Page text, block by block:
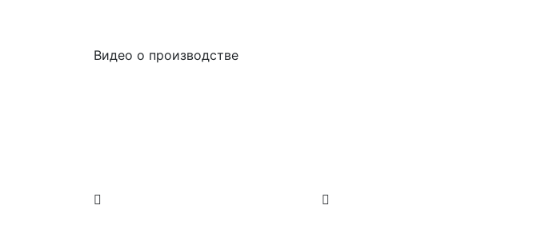
Видео о производстве